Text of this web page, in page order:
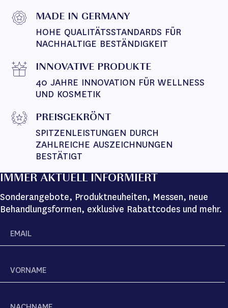
MADE IN GERMANY
HOHE QUALITÄTSSTANDARDS FÜR
NACHHALTIGE BESTÄNDIGKEIT
INNOVATIVE PRODUKTE
40 JAHRE INNOVATION FÜR WELLNESS
UND KOSMETIK
PREISGEKRÖNT
SPITZENLEISTUNGEN DURCH
ZAHLREICHE AUSZEICHNUNGEN
BESTÄTIGT
IMMER AKTUELL INFORMIERT
Sonderangebote, Produktneuheiten, Messen, neue
Behandlungsformen, exklusive Rabattcodes und mehr.